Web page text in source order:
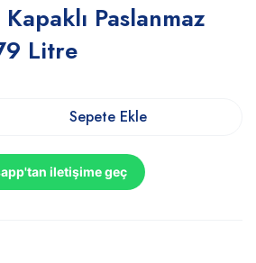
Paslanmaz
Litre
Sepete Ekle
iletişime geç